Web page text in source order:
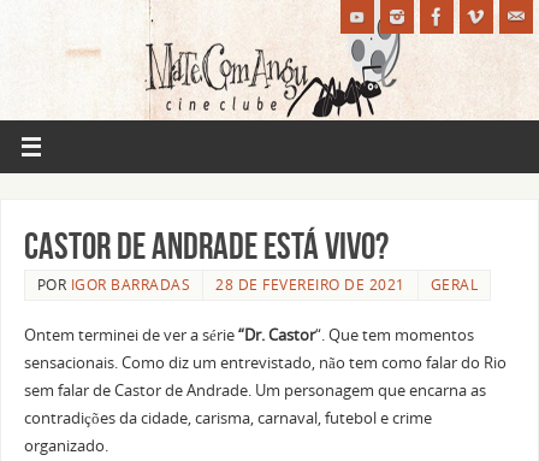
Castor de Andrade está vivo?
POR IGOR BARRADAS 28 DE FEVEREIRO DE 2021 GERAL
Ontem terminei de ver a série“Dr. Castor“. Que tem momentos
sensacionais. Como diz um entrevistado, não tem como falar do Rio
sem falar de Castor de Andrade. Um personagem que encarna as
contradições da cidade, carisma, carnaval, futebol e crime
organizado.